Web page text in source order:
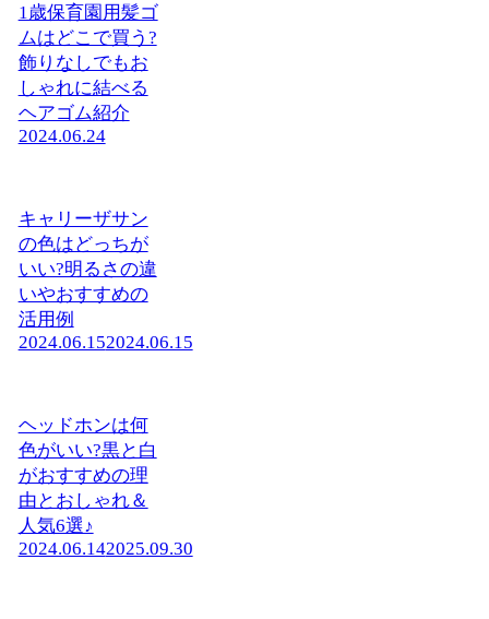
1歳保育園用髪ゴ
ムはどこで買う?
飾りなしでもお
しゃれに結べる
ヘアゴム紹介
2024.06.24
キャリーザサン
の色はどっちが
いい?明るさの違
いやおすすめの
活用例
2024.06.152024.06.15
ヘッドホンは何
色がいい?黒と白
がおすすめの理
由とおしゃれ＆
人気6選♪
2024.06.142025.09.30